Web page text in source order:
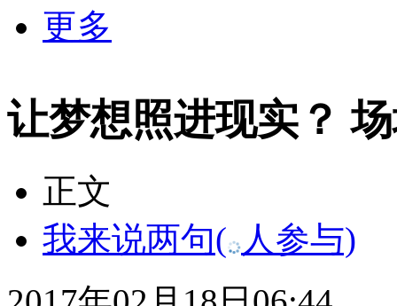
更多
让梦想照进现实？
正文
我来说两句( 人参与)